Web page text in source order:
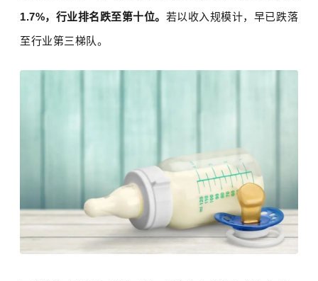
1.7%，行业排名跌至第十位。 若以收入规模计，早已跌落
至行业第三梯队。